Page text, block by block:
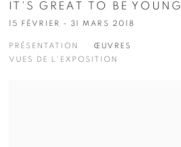
IT'S GREAT TO BE YOUNG
15 FÉVRIER - 31 MARS 2018
PRÉSENTATION
ŒUVRES
VUES DE L'EXPOSITION